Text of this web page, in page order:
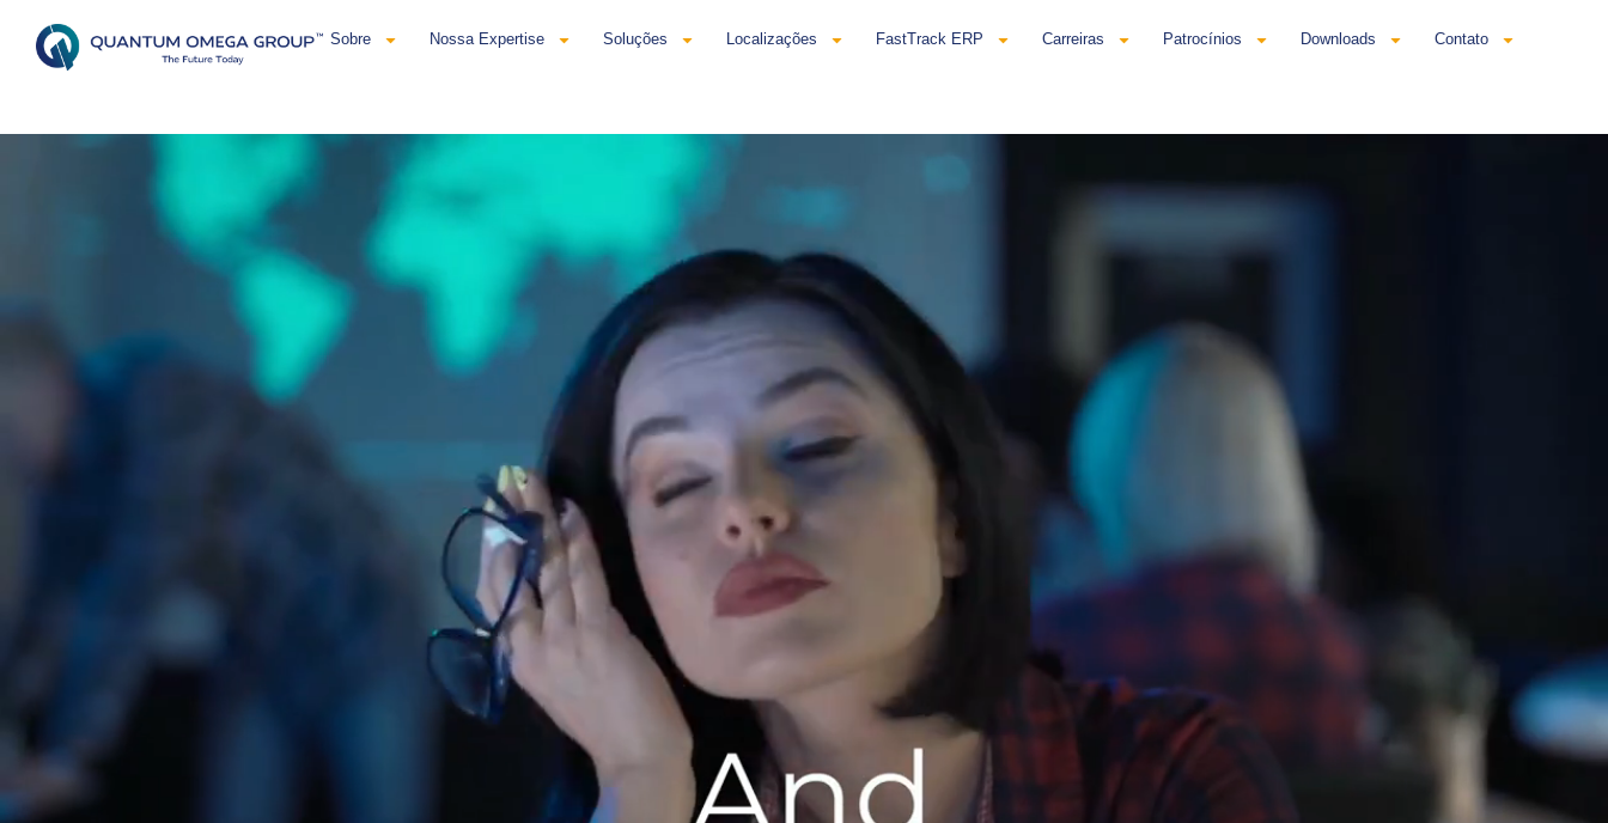
Sobre Nossa Expertise Soluções Localizações FastTrack ERP Carreiras Patrocínios Downloads Contato